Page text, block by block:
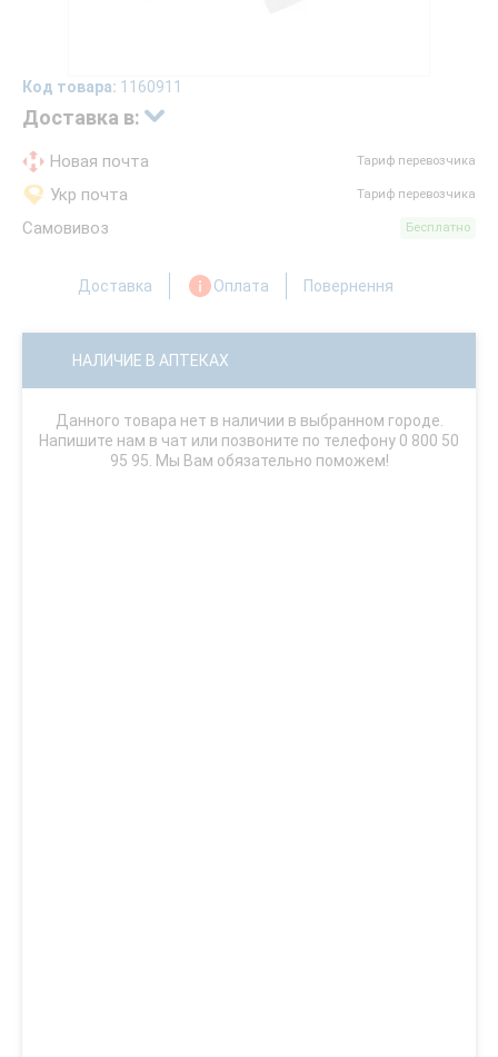
Код товара: 1160911
Доставка в:
Новая почта Тариф перевозчика
Укр почта Тариф перевозчика
Самовивоз Бесплатно
Доставка Оплата Повернення
НАЛИЧИЕ В АПТЕКАХ
Данного товара нет в наличии в выбранном городе.
Напишите нам в чат или позвоните по телефону 0 800 50
95 95. Мы Вам обязательно поможем!